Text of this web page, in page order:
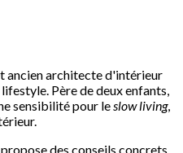
ancien architecte d'intérieur
Père de deux enfants,
sensibilité pour leslow living,
des conseils concrets